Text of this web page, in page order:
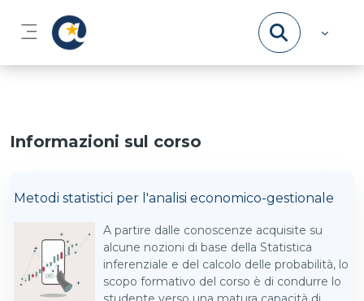
Pannello laterale
Informazioni sul corso
Metodi statistici per l'analisi economico-gestionale
A partire dalle conoscenze acquisite su
alcune nozioni di base della Statistica
inferenziale e del calcolo delle probabilità, lo
scopo formativo del corso è di condurre lo